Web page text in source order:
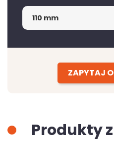
ZAPYTAJ
Produkty